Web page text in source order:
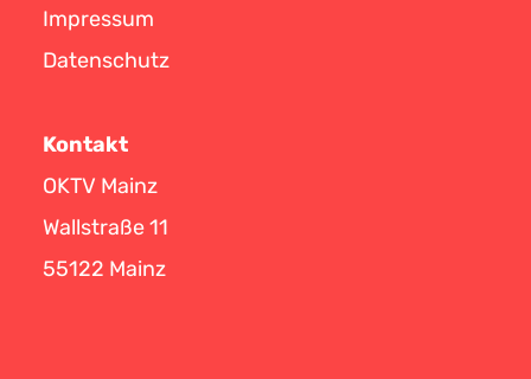
Impressum
Datenschutz
Kontakt
OKTV Mainz
Wallstraße 11
55122 Mainz